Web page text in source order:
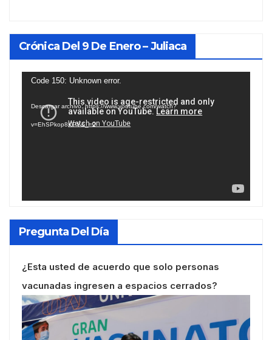
Crónica Del 9 De Enero – Juliaca
Reproductor
vídeo
Code 150: Unknown error.
Descargar archivo: https://www.youtube.com/watch?
v=EhSPkop8KPY&_=2
Pregunta Del Día
¿Esta usted de acuerdo que solo personas
vacunadas ingresen a espacios cerrados?